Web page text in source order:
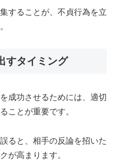
することが、不貞行為を立
すタイミング
成功させるためには、適切
ことが重要です。
ると、相手の反論を招いた
が高まります。